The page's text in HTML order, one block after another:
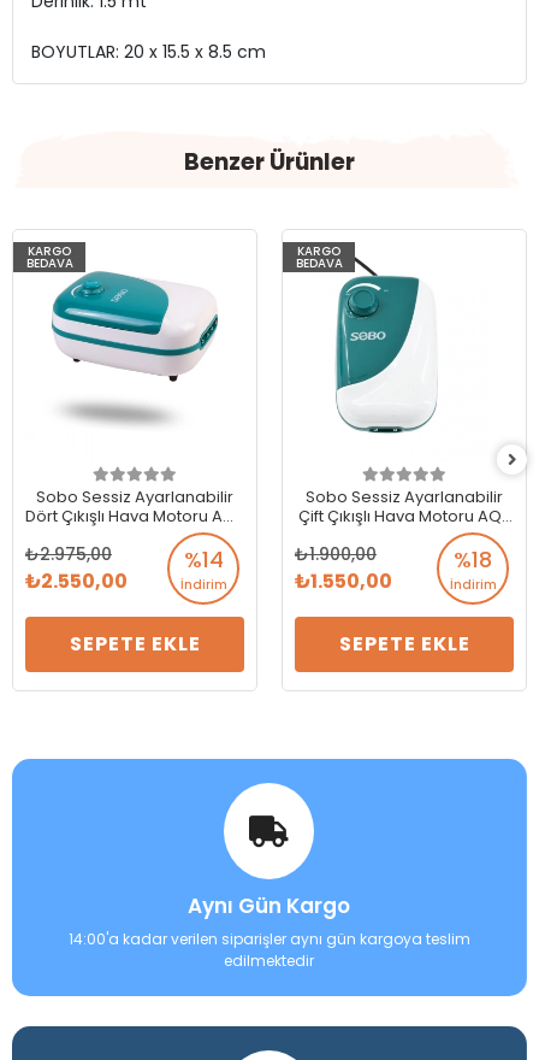
BOYUTLAR: 20 x 15.5 x 8.5 cm
Benzer Ürünler
KARGO
BEDAVA
Sobo Sessiz Ayarlanabilir
Dört Çıkışlı Hava Motoru AQ-
%14
İndirim
2.975,00
2.550,00
SEPETE EKLE
KARGO
BEDAVA
Sobo Sessiz Ayarlanabilir
Çift Çıkışlı Hava Motoru AQ-
%18
İndirim
1.900,00
1.550,00
SEPETE EKLE
Aynı Gün Kargo
14:00'a kadar verilen siparişler aynı gün kargoya teslim
edilmektedir